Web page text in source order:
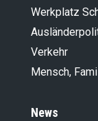
Werkplatz
Verkehr
Mensch,
News